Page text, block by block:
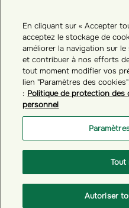
Tous
Paramètres
En cliquant sur « Accepter
acceptez le stockage de
améliorer la navigation sur
et contribuer à nos efforts
tout moment modifier vos
lien "Paramètres des
: Politique de protection des
personnel
Tout
Autoriser